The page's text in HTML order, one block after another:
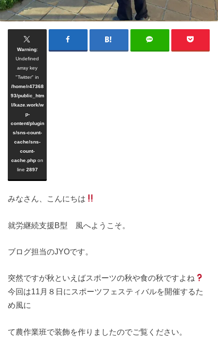
Warning:
Undefined
array key
"Twitter" in
/home/r47368
93/public_htm
l/kaze.work/w
p-
content/plugin
s/sns-count-
cache/sns-
count-
cache.php on
line 2897
みなさん、こんにちは
就労継続支援B型 風へようこそ。
ブログ担当のJYOです。
突然ですが秋といえばスポーツの秋や食の秋ですよね
今回は11月８日にスポーツフェスティバルを開催するた
め風に
て農作業班で装飾を作りましたのでご覧ください。